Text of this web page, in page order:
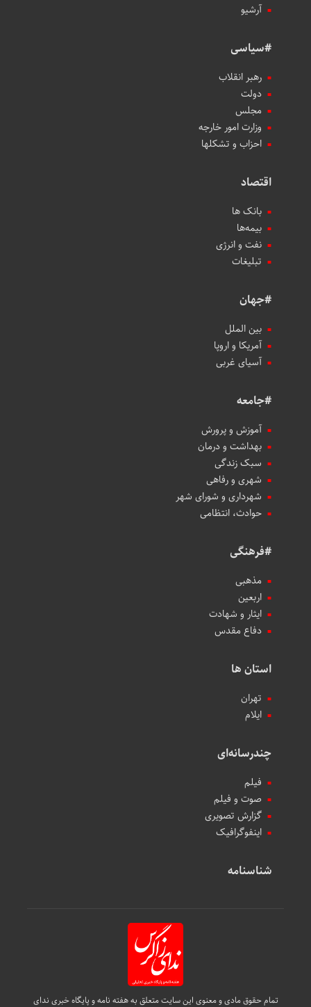
آرشیو
#سیاسی
رهبر انقلاب
دولت
مجلس
وزارت امور خارجه
احزاب و تشکلها
اقتصاد
بانک ها
بیمه‌ها
نفت و انرژی
تبلیغات
#جهان
بین الملل
آمریکا و اروپا
آسیای غربی
#جامعه
آموزش و پرورش
بهداشت و درمان
سبک زندگی
شهری و رفاهی
شهرداری و شورای شهر
حوادث، انتظامی
#فرهنگی
مذهبی
اربعین
ایثار و شهادت
دفاع مقدس
استان ها
تهران
ایلام
چندرسانه‌ای
فیلم
صوت و فیلم
گزارش تصویری
اینفوگرافیک
شناسنامه
تمام حقوق مادی و معنوی این سایت متعلق به هفته نامه و پایگاه خبری ندای